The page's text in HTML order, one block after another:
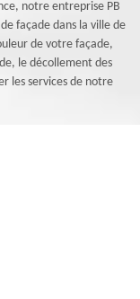
notre entreprise PB
façade dans la ville de
de votre façade,
le décollement des
les services de notre